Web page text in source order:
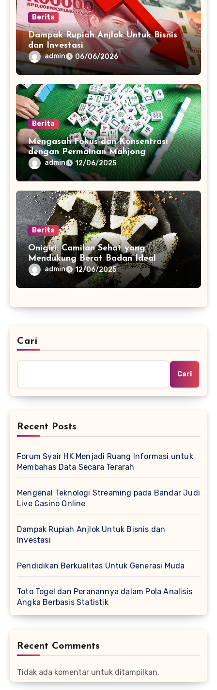
Berita
Dampak Rupiah Anjlok Untuk Bisnis
dan Investasi
admin 06/06/2026
Berita
Mengasah Fokus dan Konsentrasi
dengan Permainan Mahjong
admin 12/06/2025
Berita
Onigiri: Camilan Sehat yang
Mendukung Berat Badan Ideal
admin 12/06/2025
Cari
Cari
Recent Posts
Forum Syair HK Menjadi Ruang Informasi untuk
Membahas Data Secara Terarah
Mengenal Teknologi Streaming pada Bandar Judi
Live Casino Online
Dampak Rupiah Anjlok Untuk Bisnis dan
Investasi
Pendidikan Berkualitas Untuk Generasi Muda
Toto Togel dan Peranannya dalam Pola Analisis
Angka Berbasis Statistik
Recent Comments
Tidak ada komentar untuk ditampilkan.